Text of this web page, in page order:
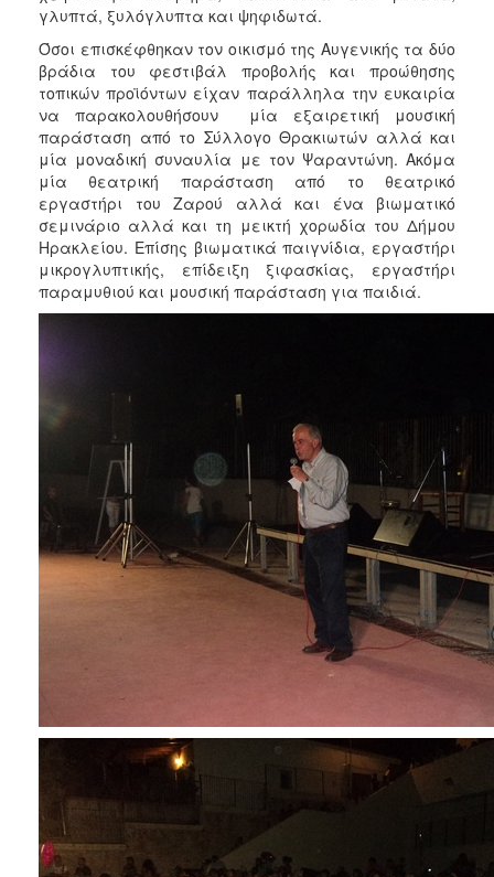
2010
2006
ΤΟΠΟΣ
ΠΟΛΙΤΙΣΜΟΣ
ΑΝΘΕΚΤΙΚΗ
ΠΟΛΗ
γλυπτά, ξυλόγλυπτα και ψηφιδωτά.
Όσοι επισκέφθηκαν τον οικισμό της Αυγενικής τα δύο
βράδια του φεστιβάλ προβολής και προώθησης
τοπικών προϊόντων είχαν παράλληλα την ευκαιρία
να παρακολουθήσουν μία εξαιρετική μουσική
παράσταση από το Σύλλογο Θρακιωτών αλλά και
μία μοναδική συναυλία με τον Ψαραντώνη. Ακόμα
μία θεατρική παράσταση από το θεατρικό
εργαστήρι του Ζαρού αλλά και ένα βιωματικό
σεμινάριο αλλά και τη μεικτή χορωδία του Δήμου
Ηρακλείου. Επίσης βιωματικά παιγνίδια, εργαστήρι
μικρογλυπτικής, επίδειξη ξιφασκίας, εργαστήρι
παραμυθιού και μουσική παράσταση για παιδιά.